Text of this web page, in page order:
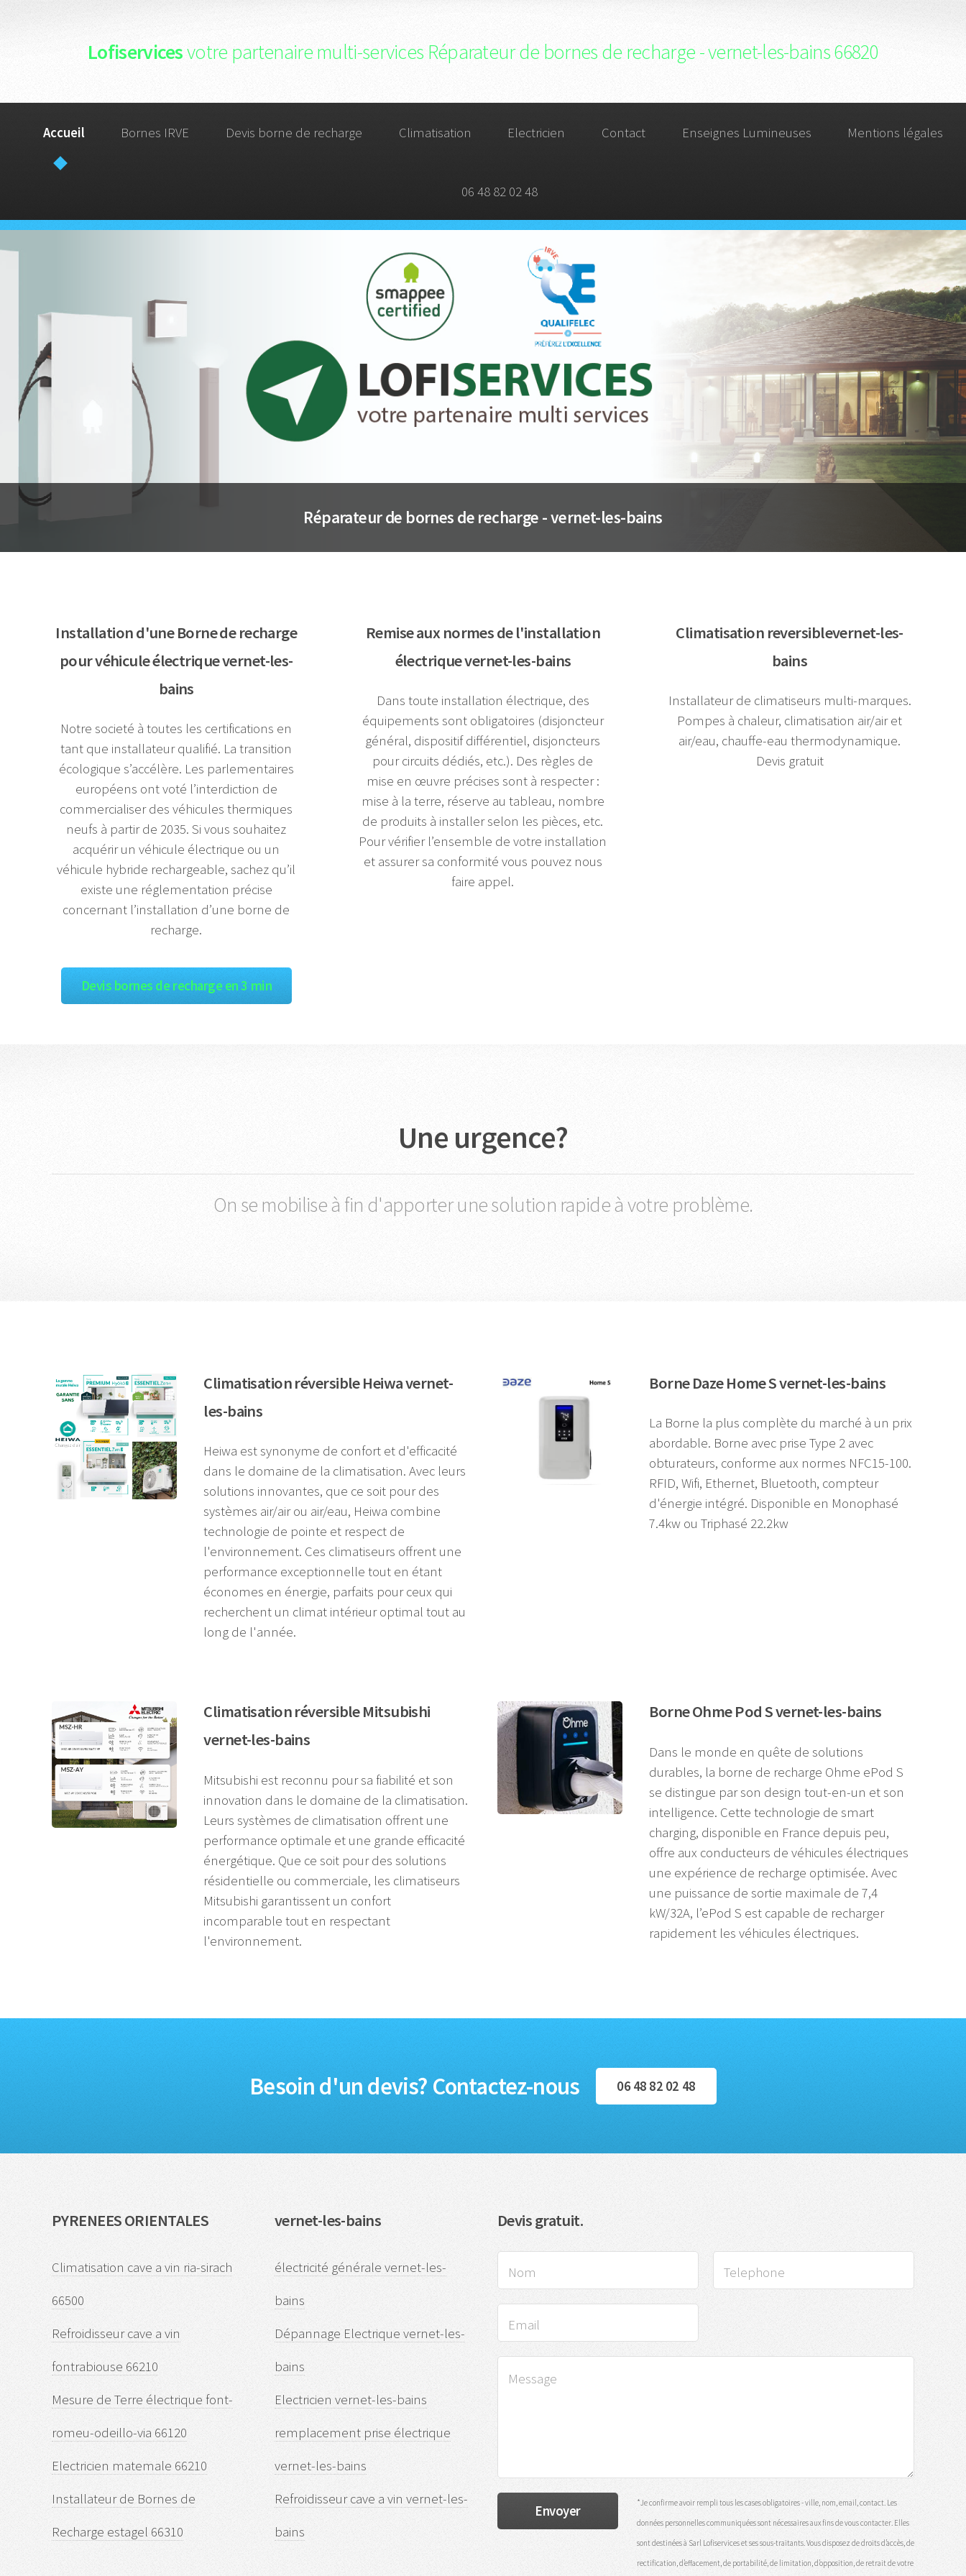
Lofiservicesvotre partenaire multi-services Réparateur de bornes de recharge - vernet-les-bains 66820
Accueil Bornes IRVE Devis borne de recharge Climatisation Electricien Contact Enseignes Lumineuses Mentions légales
06 48 82 02 48
Réparateur de bornes de recharge - vernet-les-bains
Installation d'une Borne de recharge
pour véhicule électrique vernet-les-
bains
Notre societé à toutes les certifications en
tant que installateur qualifié. La transition
écologique s’accélère. Les parlementaires
européens ont voté l’interdiction de
commercialiser des véhicules thermiques
neufs à partir de 2035. Si vous souhaitez
acquérir un véhicule électrique ou un
véhicule hybride rechargeable, sachez qu’il
existe une réglementation précise
concernant l’installation d’une borne de
recharge.
Devis bornes de recharge en 3 min
Remise aux normes de l'installation
électrique vernet-les-bains
Dans toute installation électrique, des
équipements sont obligatoires (disjoncteur
général, dispositif différentiel, disjoncteurs
pour circuits dédiés, etc.). Des règles de
mise en œuvre précises sont à respecter :
mise à la terre, réserve au tableau, nombre
de produits à installer selon les pièces, etc.
Pour vérifier l’ensemble de votre installation
et assurer sa conformité vous pouvez nous
faire appel.
Climatisation reversiblevernet-les-
bains
Installateur de climatiseurs multi-marques.
Pompes à chaleur, climatisation air/air et
air/eau, chauffe-eau thermodynamique.
Devis gratuit
Une urgence?
On se mobilise à fin d'apporter une solution rapide à votre problème.
Climatisation réversible Heiwa vernet-
les-bains
Heiwa est synonyme de confort et d'efficacité
dans le domaine de la climatisation. Avec leurs
solutions innovantes, que ce soit pour des
systèmes air/air ou air/eau, Heiwa combine
technologie de pointe et respect de
l'environnement. Ces climatiseurs offrent une
performance exceptionnelle tout en étant
économes en énergie, parfaits pour ceux qui
recherchent un climat intérieur optimal tout au
long de l'année.
Borne Daze Home S vernet-les-bains
La Borne la plus complète du marché à un prix
abordable. Borne avec prise Type 2 avec
obturateurs, conforme aux normes NFC15-100.
RFID, Wifi, Ethernet, Bluetooth, compteur
d'énergie intégré. Disponible en Monophasé
7.4kw ou Triphasé 22.2kw
Climatisation réversible Mitsubishi
vernet-les-bains
Mitsubishi est reconnu pour sa fiabilité et son
innovation dans le domaine de la climatisation.
Leurs systèmes de climatisation offrent une
performance optimale et une grande efficacité
énergétique. Que ce soit pour des solutions
résidentielle ou commerciale, les climatiseurs
Mitsubishi garantissent un confort
incomparable tout en respectant
l'environnement.
Borne Ohme Pod S vernet-les-bains
Dans le monde en quête de solutions
durables, la borne de recharge Ohme ePod S
se distingue par son design tout-en-un et son
intelligence. Cette technologie de smart
charging, disponible en France depuis peu,
offre aux conducteurs de véhicules électriques
une expérience de recharge optimisée. Avec
une puissance de sortie maximale de 7,4
kW/32A, l’ePod S est capable de recharger
rapidement les véhicules électriques.
Besoin d'un devis? Contactez-nous 06 48 82 02 48
PYRENEES ORIENTALES
Climatisation cave a vin ria-sirach
66500
Refroidisseur cave a vin
fontrabiouse 66210
Mesure de Terre électrique font-
romeu-odeillo-via 66120
Electricien matemale 66210
Installateur de Bornes de
Recharge estagel 66310
vernet-les-bains
électricité générale vernet-les-
bains
Dépannage Electrique vernet-les-
bains
Electricien vernet-les-bains
remplacement prise électrique
vernet-les-bains
Refroidisseur cave a vin vernet-les-
bains
Devis gratuit.
*Je confirme avoir rempli tous les cases obligatoires - ville, nom, email, contact. Les
données personnelles communiquées sont nécessaires aux fins de vous contacter. Elles
sont destinées à Sarl Lofiservices et ses sous-traitants. Vous disposez de droits d’accès, de
rectification, d’effacement, de portabilité, de limitation, d’opposition, de retrait de votre